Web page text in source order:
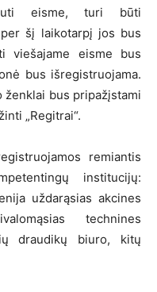
eisme, turi būti
šį laikotarpį jos bus
viešajame eisme bus
bus išregistruojama.
bus pripažįstami
„Regitrai“.
remiantis
institucijų:
uždarąsias akcines
technines
draudikų biuro, kitų